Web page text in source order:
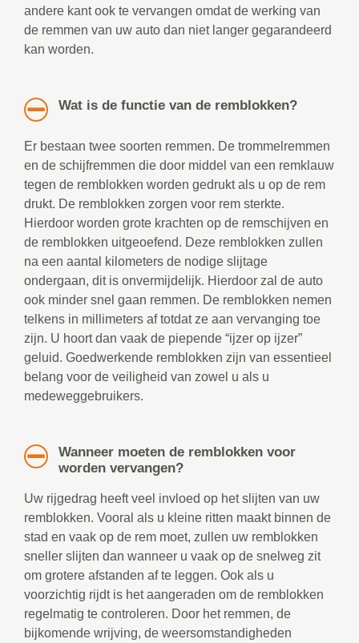
andere kant ook te vervangen omdat de werking van
de remmen van uw auto dan niet langer gegarandeerd
kan worden.
Wat is de functie van de remblokken?
Er bestaan twee soorten remmen. De trommelremmen
en de schijfremmen die door middel van een remklauw
tegen de remblokken worden gedrukt als u op de rem
drukt. De remblokken zorgen voor rem sterkte.
Hierdoor worden grote krachten op de remschijven en
de remblokken uitgeoefend. Deze remblokken zullen
na een aantal kilometers de nodige slijtage
ondergaan, dit is onvermijdelijk. Hierdoor zal de auto
ook minder snel gaan remmen. De remblokken nemen
telkens in millimeters af totdat ze aan vervanging toe
zijn. U hoort dan vaak de piepende “ijzer op ijzer”
geluid. Goedwerkende remblokken zijn van essentieel
belang voor de veiligheid van zowel u als u
medeweggebruikers.
Wanneer moeten de remblokken voor
worden vervangen?
Uw rijgedrag heeft veel invloed op het slijten van uw
remblokken. Vooral als u kleine ritten maakt binnen de
stad en vaak op de rem moet, zullen uw remblokken
sneller slijten dan wanneer u vaak op de snelweg zit
om grotere afstanden af te leggen. Ook als u
voorzichtig rijdt is het aangeraden om de remblokken
regelmatig te controleren. Door het remmen, de
bijkomende wrijving, de weersomstandigheden